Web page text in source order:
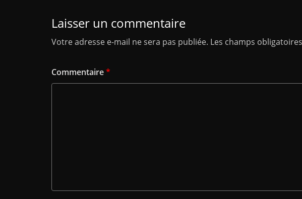
Laisser un commentaire
Votre adresse e-mail ne sera pas publiée. Les champs
Commentaire*